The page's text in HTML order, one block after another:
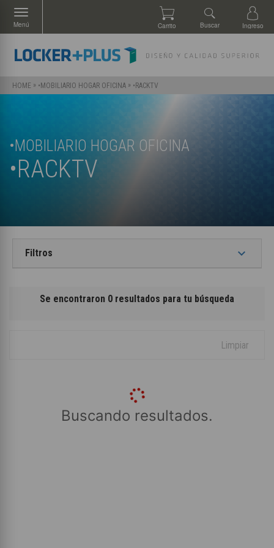
HOME » •MOBILIARIO HOGAR OFICINA » •RACKTV
•MOBILIARIO HOGAR OFICINA
•RACKTV
Filtros keyboard_arrow_down
Se encontraron 0 resultados para tu búsqueda
Limpiar
Buscando resultados.
Menú Carrito Buscar Ingreso